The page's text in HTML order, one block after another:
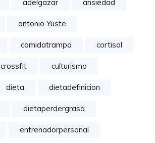
adelgazar ansiedad
antonio Yuste
comidatrampa cortisol
crossfit culturismo
dieta dietadefinicion
dietaperdergrasa
entrenadorpersonal